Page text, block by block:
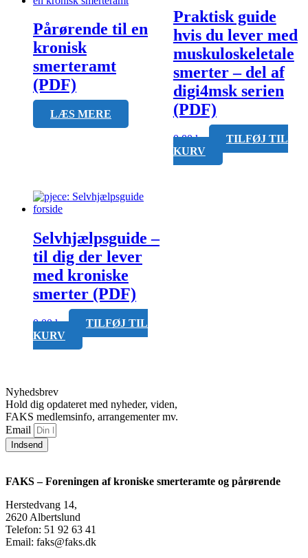
Pårørende til en
kronisk
smerteramt
(PDF)
LÆS MERE
Praktisk guide
hvis du lever med
muskuloskeletale
smerter – del af
digi4msk serien
(PDF)
0,00kr.
TILFØJ TIL
KURV
Selvhjælpsguide –
til dig der lever
med kroniske
smerter (PDF)
0,00kr.
TILFØJ TIL
KURV
Nyhedsbrev
Hold dig opdateret med nyheder, viden,
FAKS medlemsinfo, arrangementer mv.
Email
Indsend
FAKS – Foreningen af kroniske smerteramte og pårørende
Herstedvang 14,
2620 Albertslund
Telefon: 51 92 63 41
Email: faks@faks.dk